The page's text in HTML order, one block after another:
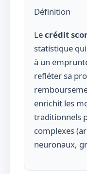
Définition
Lecrédit
statistique
à un
refléter sa
enrichit les
traditionnels
complexes
neuronaux,